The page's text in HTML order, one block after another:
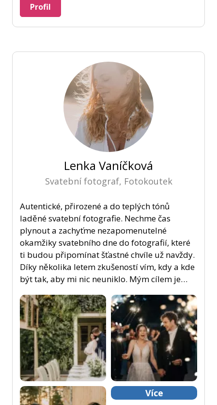
Profil
Lenka Vaníčková
Svatební fotograf, Fotokoutek
Autentické, přirozené a do teplých tónů
laděné svatební fotografie. Nechme čas
plynout a zachyťme nezapomenutelné
okamžiky svatebního dne do fotografií, které
ti budou připomínat šťastné chvíle už navždy.
Díky několika letem zkušeností vím, kdy a kde
být tak, aby mi nic neuniklo. Mým cílem je…
Více